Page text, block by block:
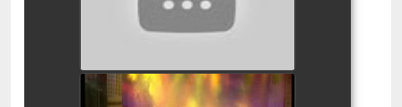
watch video